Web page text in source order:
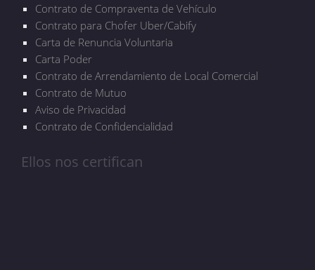
Contrato de Compraventa de Vehículo
Contrato para Chofer Uber/Cabify
Carta de Renuncia Voluntaria
Carta Poder
Contrato de Arrendamiento de Local Comercial
Contrato de Mutuo
Aviso de Privacidad
Contrato de Confidencialidad
Ellos nos certifican